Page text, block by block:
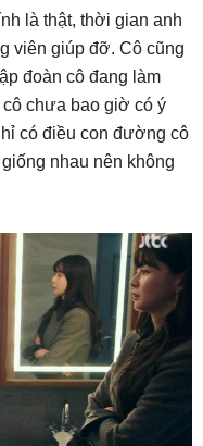
là thật, thời gian anh
viên giúp đỡ. Cô cũng
đoàn cô đang làm
chưa bao giờ có ý
có điều con đường cô
nhau nên không